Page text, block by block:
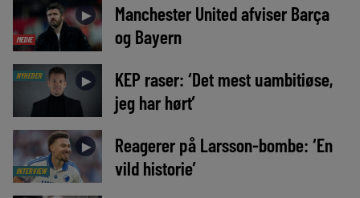
MEDIE
►
Manchester United afviser Barça
og Bayern
NYHEDER ►
KEP raser: ‘Det mest uambitiøse,
jeg har hørt’
INTERVIEW
►
Reagerer på Larsson-bombe: ‘En
vild historie’